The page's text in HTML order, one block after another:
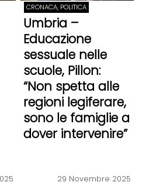
CRONACA, POLITICA
Umbria –
Educazione
sessuale nelle
scuole, Pillon:
“Non spetta alle
regioni legiferare,
sono le famiglie a
dover intervenire”
29 Novembre 2025